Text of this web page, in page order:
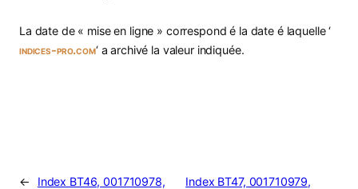
La date de « mise en ligne » correspond é la date é laquelle ‘
indices-pro.com‘ a archivé la valeur indiquée.
←
Index BT46, 001710978,
Index BT47, 001710979,